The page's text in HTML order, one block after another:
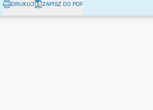
DRUKUJ ZAPISZ DO PDF